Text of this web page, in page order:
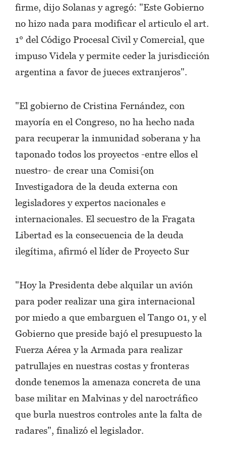
firme, dijo Solanas y agregó: "Este Gobierno
no hizo nada para modificar el articulo el art.
1° del Código Procesal Civil y Comercial, que
impuso Videla y permite ceder la jurisdicción
argentina a favor de jueces extranjeros".
"El gobierno de Cristina Fernández, con
mayoría en el Congreso, no ha hecho nada
para recuperar la inmunidad soberana y ha
taponado todos los proyectos -entre ellos el
nuestro- de crear una Comisi{on
Investigadora de la deuda externa con
legisladores y expertos nacionales e
internacionales. El secuestro de la Fragata
Libertad es la consecuencia de la deuda
ilegítima, afirmó el líder de Proyecto Sur
"Hoy la Presidenta debe alquilar un avión
para poder realizar una gira internacional
por miedo a que embarguen el Tango 01, y el
Gobierno que preside bajó el presupuesto la
Fuerza Aérea y la Armada para realizar
patrullajes en nuestras costas y fronteras
donde tenemos la amenaza concreta de una
base militar en Malvinas y del naroctráfico
que burla nuestros controles ante la falta de
radares", finalizó el legislador.